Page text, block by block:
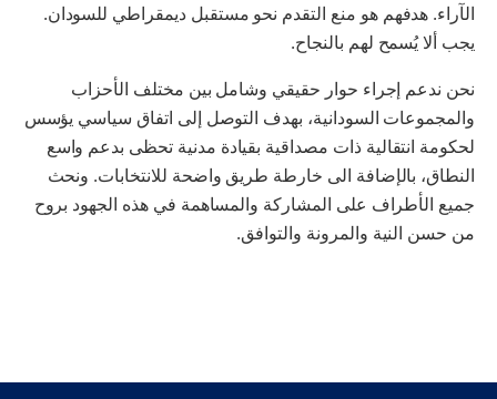
الآراء. هدفهم هو منع التقدم نحو مستقبل ديمقراطي للسودان.
يجب ألا يُسمح لهم بالنجاح.
نحن ندعم إجراء حوار حقيقي وشامل بين مختلف الأحزاب
والمجموعات السودانية، بهدف التوصل إلى اتفاق سياسي يؤسس
لحكومة انتقالية ذات مصداقية بقيادة مدنية تحظى بدعم واسع
النطاق، بالإضافة الى خارطة طريق واضحة للانتخابات. ونحث
جميع الأطراف على المشاركة والمساهمة في هذه الجهود بروح
من حسن النية والمرونة والتوافق.